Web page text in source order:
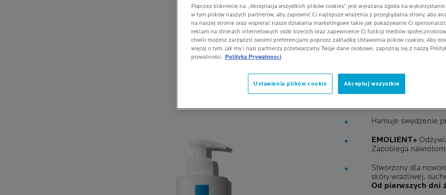
5/5 1 Opinii
Balsam regenerujący
Hamuje swędzenie
EMOLIENT+
Zapobiega
Stworzony dla
skóry wrażliwej,
Od pierwszych dni
Poprzez klikniecie na „Akceptacja wszystkich plików cookies” jest wyrażana zgoda na
w tym plików naszych partnerów, aby zapewnić Ci najlepsze wrażenia z przeglądania strony, aby
na naszej stronie oraz wspierać nasze działania marketingowe takie jak pokazywanie Ci
reklam na stronach internetowych osób trzecich oraz zapewnienie Ci funkcji mediów
chwili możesz zarządzić swoimi preferencjami poprzez zakładkę Ustawienia plików cookies. Aby
więcej o tym, jak my i nasi partnerzy przetwarzamy Twoje dane osobowe, zapoznaj się z naszą
prywatności. Polityka Prywatnosci
Ustawienia plików cookie Akceptuj wszystkie